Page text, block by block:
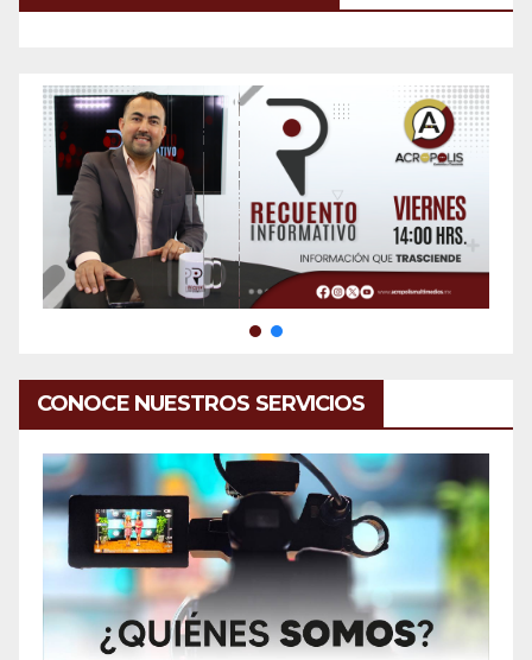
CONOCE NUESTROS SERVICIOS